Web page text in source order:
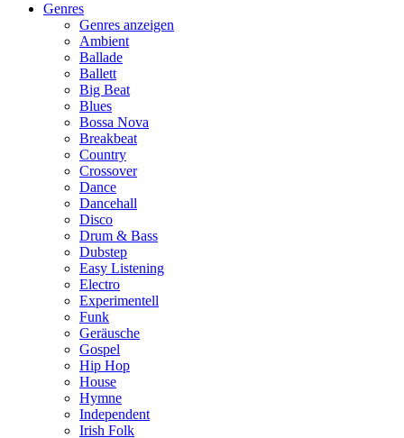
Genres
Genres anzeigen
Ambient
Ballade
Ballett
Big Beat
Blues
Bossa Nova
Breakbeat
Country
Crossover
Dance
Dancehall
Disco
Drum & Bass
Dubstep
Easy Listening
Electro
Experimentell
Funk
Geräusche
Gospel
Hip Hop
House
Hymne
Independent
Irish Folk